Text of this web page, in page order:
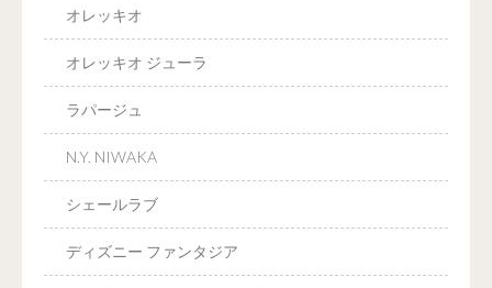
オレッキオ
オレッキオ ジューラ
ラパージュ
N.Y. NIWAKA
シェールラブ
ディズニー ファンタジア